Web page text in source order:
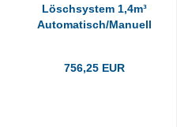
Löschsystem 1,4m³
Automatisch/Manuell
756,25 EUR